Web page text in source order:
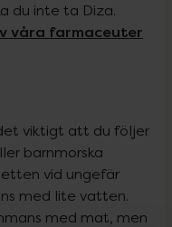
du inte ta Diza.
våra farmaceuter
viktigt att du följer
barnmorska
vid ungefär
med lite vatten.
med mat, men